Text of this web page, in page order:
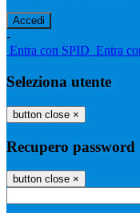
-
Entra con SPID Entra
Seleziona utente
button close ×
Recupero password
button close ×